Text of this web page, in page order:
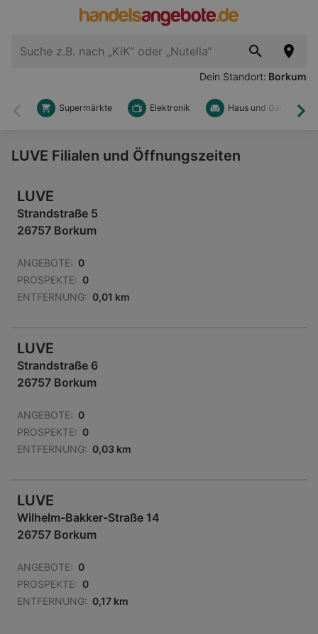
Dein Standort: Borkum
Zurück
Supermärkte Elektronik Haus und Garten
LUVE Filialen und Öffnungszeiten
LUVE
Strandstraße 5
26757 Borkum
ANGEBOTE: 0
PROSPEKTE: 0
ENTFERNUNG: 0,01 km
LUVE
Strandstraße 6
26757 Borkum
ANGEBOTE: 0
PROSPEKTE: 0
ENTFERNUNG: 0,03 km
LUVE
Wilhelm-Bakker-Straße 14
26757 Borkum
ANGEBOTE: 0
PROSPEKTE: 0
ENTFERNUNG: 0,17 km